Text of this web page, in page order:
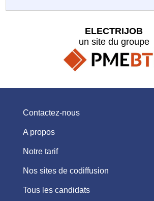
ELECTRIJOB
un site du groupe
Contactez-nous
A propos
Notre tarif
Nos sites de codiffusion
Tous les candidats